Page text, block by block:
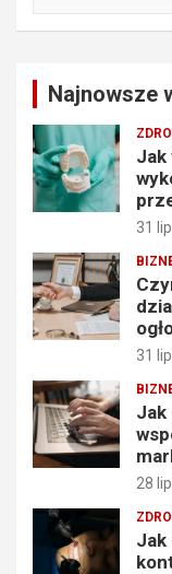
Najnowsze
Jak
31
31
Jak
28
Jak